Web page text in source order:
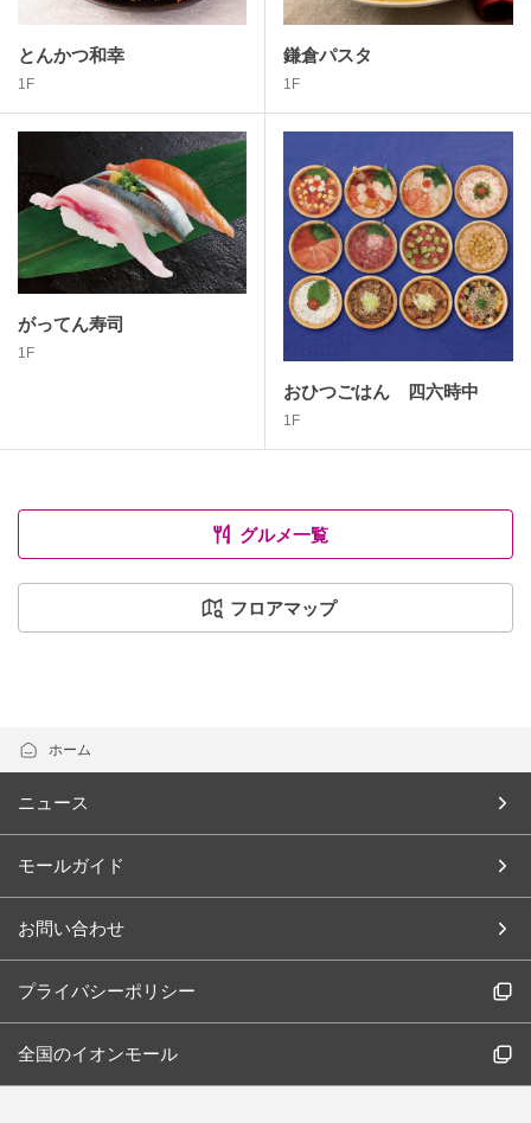
とんかつ和幸
1F
鎌倉パスタ
1F
がってん寿司
1F
おひつごはん 四六時中
1F
グルメ一覧
フロアマップ
ホーム
ニュース
モールガイド
お問い合わせ
プライバシーポリシー
全国のイオンモール